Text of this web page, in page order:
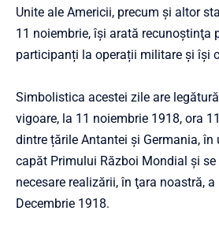
Unite ale Americii, precum şi altor
11 noiembrie, îşi arată recunoştinţa
participanți la operații militare şi îşi
Simbolistica acestei zile are
vigoare, la 11 noiembrie 1918, ora
dintre țările Antantei şi Germania, în
capăt Primului Război Mondial şi
necesare realizării, în ţara noastră, a
Decembrie 1918.